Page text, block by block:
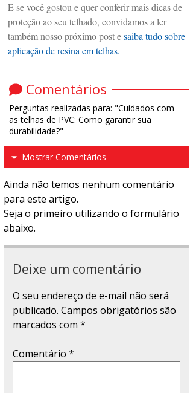
E se você gostou e quer conferir mais dicas de
proteção ao seu telhado, convidamos a ler
também nosso próximo post esaiba tudo sobre
aplicação de resina em telhas.
Comentários
Perguntas realizadas para: "Cuidados com
as telhas de PVC: Como garantir sua
durabilidade?"
Mostrar Comentários
Ainda não temos nenhum comentário
para este artigo.
Seja o primeiro utilizando o formulário
abaixo.
Deixe um comentário
O seu endereço de e-mail não será
publicado. Campos obrigatórios são
marcados com*
Comentário*